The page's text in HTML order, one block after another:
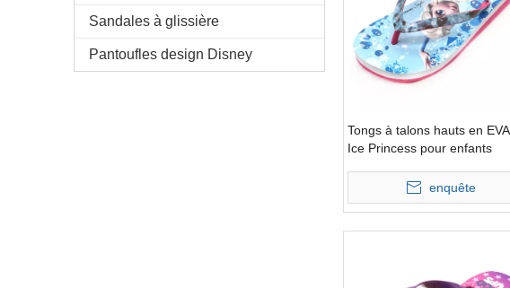
Sandales à glissière
Pantoufles design Disney
Tongs à talons hauts en EVA
Ice Princess pour enfants
enquête